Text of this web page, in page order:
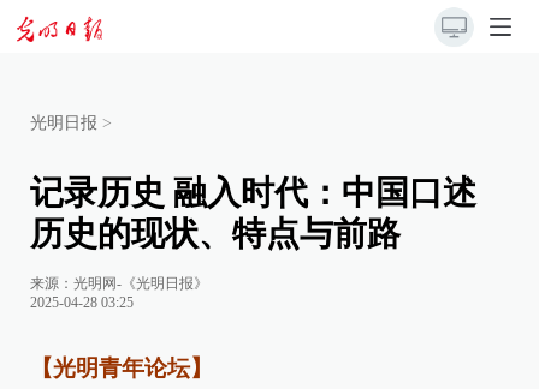
光明日报 >
记录历史 融入时代：中国口述
历史的现状、特点与前路
来源： 光明网-《光明日报》
2025-04-28 03:25
【光明青年论坛】